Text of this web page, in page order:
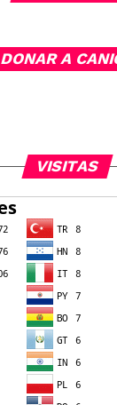
DONAR A
VISITAS